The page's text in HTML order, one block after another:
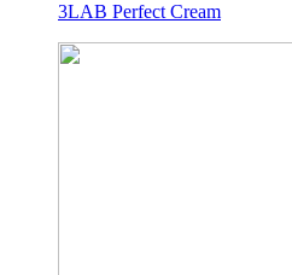
3LAB Perfect Cream